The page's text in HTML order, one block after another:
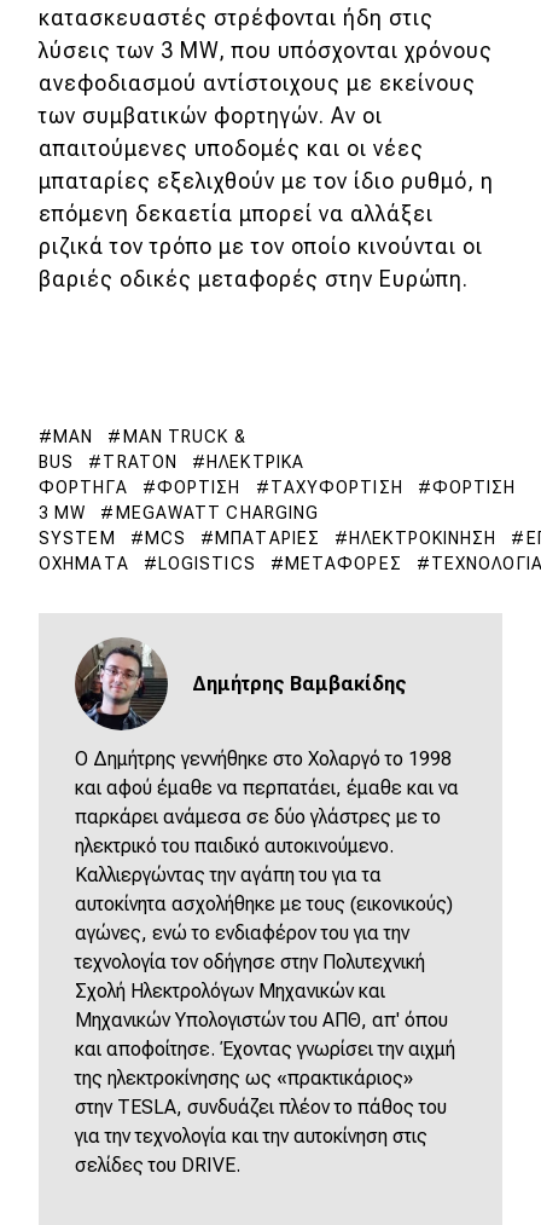
κατασκευαστές στρέφονται ήδη στις
λύσεις των 3 MW, που υπόσχονται χρόνους
ανεφοδιασμού αντίστοιχους με εκείνους
των συμβατικών φορτηγών. Αν οι
απαιτούμενες υποδομές και οι νέες
μπαταρίες εξελιχθούν με τον ίδιο ρυθμό, η
επόμενη δεκαετία μπορεί να αλλάξει
ριζικά τον τρόπο με τον οποίο κινούνται οι
βαριές οδικές μεταφορές στην Ευρώπη.
MAN
MAN TRUCK &
BUS
TRATON
ΗΛΕΚΤΡΙΚΆ
ΦΟΡΤΗΓΆ
ΦΌΡΤΙΣΗ ΤΑΧΥΦΌΡΤΙΣΗ
ΦΌΡΤΙΣΗ
3 MW
MEGAWATT CHARGING
SYSTEM
MCS ΜΠΑΤΑΡΊΕΣ ΗΛΕΚΤΡΟΚΊΝΗΣΗ
ΟΧΉΜΑΤΑ
LOGISTICS ΜΕΤΑΦΟΡΈΣ
Δημήτρης Βαμβακίδης
Ο Δημήτρης γεννήθηκε στο Χολαργό το 1998
και αφού έμαθε να περπατάει, έμαθε και να
παρκάρει ανάμεσα σε δύο γλάστρες με το
ηλεκτρικό του παιδικό αυτοκινούμενο.
Καλλιεργώντας την αγάπη του για τα
αυτοκίνητα ασχολήθηκε με τους (εικονικούς)
αγώνες, ενώ το ενδιαφέρον του για την
τεχνολογία τον οδήγησε στην Πολυτεχνική
Σχολή Ηλεκτρολόγων Μηχανικών και
Μηχανικών Υπολογιστών του ΑΠΘ, απ' όπου
και αποφοίτησε. Έχοντας γνωρίσει την αιχμή
της ηλεκτροκίνησης ως «πρακτικάριος»
στην TESLA, συνδυάζει πλέον το πάθος του
για την τεχνολογία και την αυτοκίνηση στις
σελίδες του DRIVE.